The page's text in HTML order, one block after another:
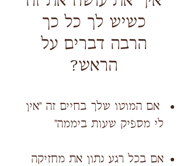
כשיש לך כל כך
הרבה דברים על
הראש?
אם המוטו שלך בחיים זה "אין
לי מספיק שעות ביממה"
אם בכל רגע נתון את מחזיקה